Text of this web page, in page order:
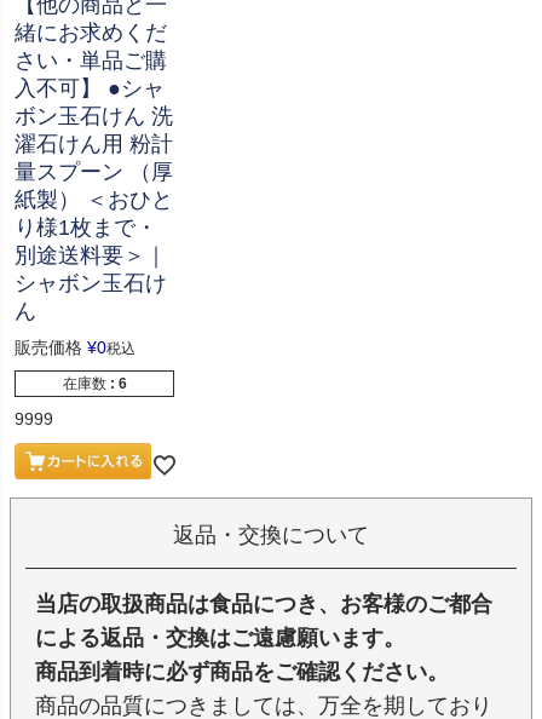
【他の商品と一
緒にお求めくだ
さい・単品ご購
入不可】 ●シャ
ボン玉石けん 洗
濯石けん用 粉計
量スプーン （厚
紙製） ＜おひと
り様1枚まで・
別途送料要＞｜
シャボン玉石け
ん
販売価格 ¥0税込
在庫数 6
9999
返品・交換について
当店の取扱商品は食品につき、お客様のご都合
による返品・交換はご遠慮願います。
商品到着時に必ず商品をご確認ください。
商品の品質につきましては、万全を期しており